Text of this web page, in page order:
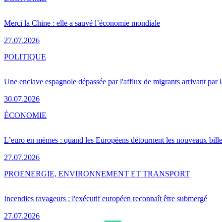
Merci la Chine : elle a sauvé l’économie mondiale
27.07.2026
Une enclave espagnole dépassée par l'afflux de migrants arrivant par
30.07.2026
POLITIQUE
L’euro en mèmes : quand les Européens détournent les nouveaux
27.07.2026
ÉCONOMIE
Incendies ravageurs : l'exécutif européen reconnaît être submergé
27.07.2026
PROENERGIE, ENVIRONNEMENT ET TRANSPORT